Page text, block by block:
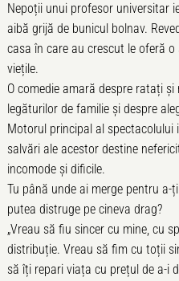
Nepoții unui profesor universitar
aibă grijă de bunicul bolnav.
casa în care au crescut le oferă
viețile.
O comedie amară despre ratați
legăturilor de familie și despre
Motorul principal al spectacolului
salvări ale acestor destine
incomode și dificile.
Tu până unde ai merge pentru
putea distruge pe cineva drag?
„Vreau să fiu sincer cu mine, cu
distribuție. Vreau să fim cu toții
să îți repari viața cu prețul de a-i